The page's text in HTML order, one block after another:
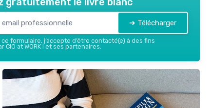
➔ Télécharger
formulaire, j’accepte d’être contacté(e) à des fins
CIO at WORK ! et ses partenaires.